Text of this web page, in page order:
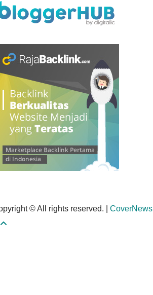
© All rights reserved. CoverNews